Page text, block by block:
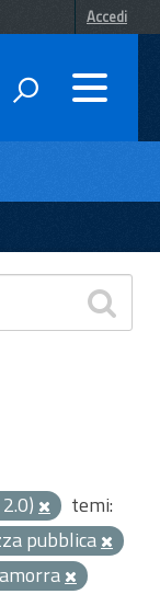
Accedi
temi:
pubblica